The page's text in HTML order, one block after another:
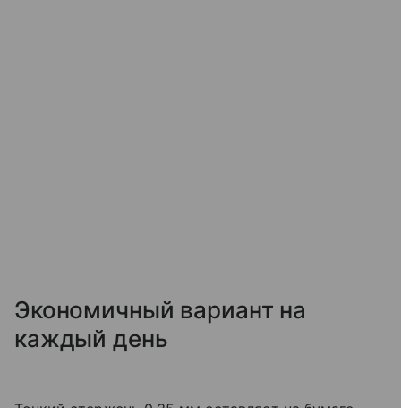
Экономичный вариант на
каждый день